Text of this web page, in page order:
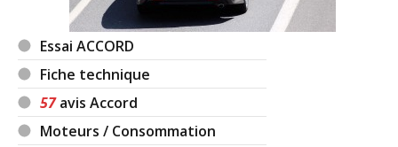
Essai ACCORD
Fiche technique
57avis Accord
Moteurs / Consommation